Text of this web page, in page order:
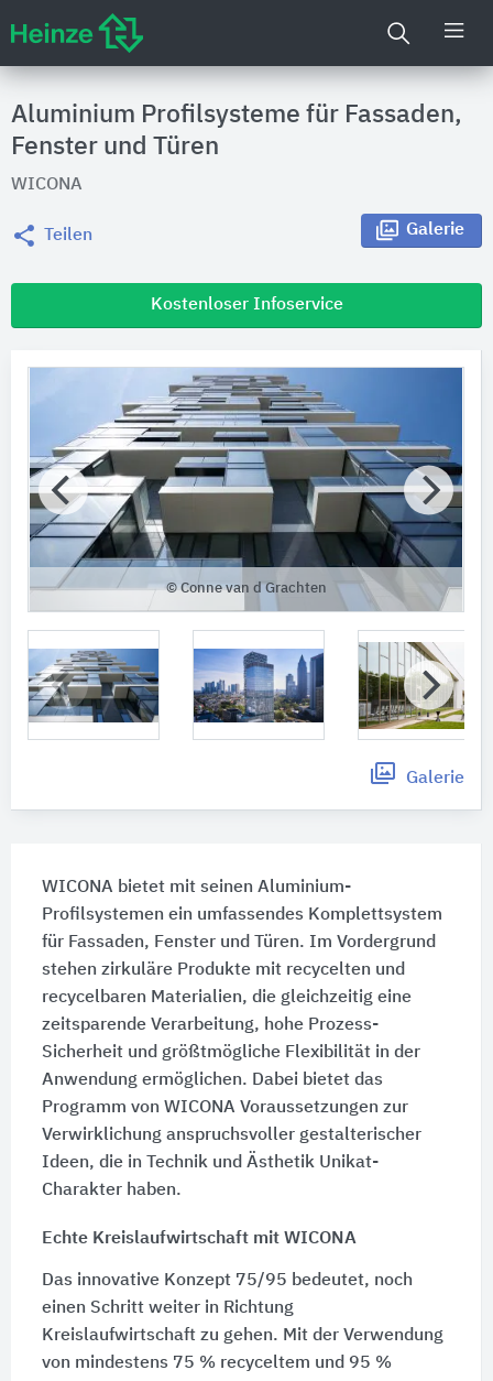
Aluminium Profilsysteme für Fassaden,
Fenster und Türen
WICONA
Teilen Galerie
Kostenloser Infoservice
© Conne van d Grachten
Galerie
WICONA bietet mit seinen Aluminium-
Profilsystemen ein umfassendes Komplettsystem
für Fassaden, Fenster und Türen. Im Vordergrund
stehen zirkuläre Produkte mit recycelten und
recycelbaren Materialien, die gleichzeitig eine
zeitsparende Verarbeitung, hohe Prozess-
Sicherheit und größtmögliche Flexibilität in der
Anwendung ermöglichen. Dabei bietet das
Programm von WICONA Voraussetzungen zur
Verwirklichung anspruchsvoller gestalterischer
Ideen, die in Technik und Ästhetik Unikat-
Charakter haben.
Echte Kreislaufwirtschaft mit WICONA
Das innovative Konzept 75/95 bedeutet, noch
einen Schritt weiter in Richtung
Kreislaufwirtschaft zu gehen. Mit der Verwendung
von mindestens 75 % recyceltem und 95 %